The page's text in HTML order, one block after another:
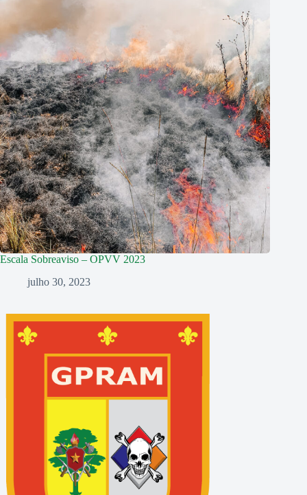
Escala Sobreaviso – OPVV 2023
julho 30, 2023